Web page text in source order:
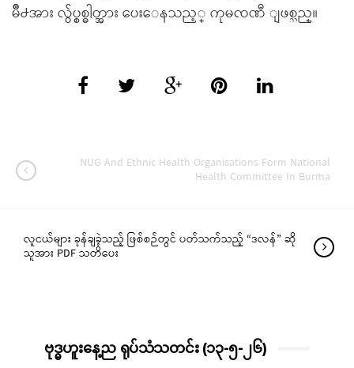
မိဳ႕အား လွ်ပ္စစ္ဓါတ္အား ေပးေနသည့္ ကုမၸဏီ ျဖစ္သည္။
NUG And Ethnic Health Organisations Form National
Health Committee In Burma
လူငယ်များ ခုန်ချခဲ့သည့် ဖြစ်စဉ်တွင် ပတ်သက်သည့် “ဒလန်” ဆို
သူအား PDF သတိပေး
ဗုဒ္ဓဟူးနေ့ည ရုပ်သံသတင်း (၁၃-၅-၂၆)